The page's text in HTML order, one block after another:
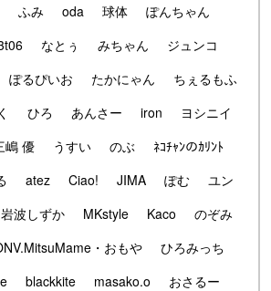
ふみ oda 球体
ぽんちゃん
なとぅ みちゃん
ジュンコ
ぽるぴいお たかにゃん
ちぇるもふ
ひろ あんさー iron
ヨシニイ
嶋 優 うすい のぶ
ﾈｺﾁｬﾝのｶﾘﾝﾄ
atez Ciao! JIMA ぽむ
ユン
岩波しずか MKstyle Kaco
のぞみ
・おもや
ひろみっち
blackkite masako.o
おさるー